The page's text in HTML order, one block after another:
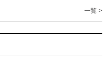
一覧 >